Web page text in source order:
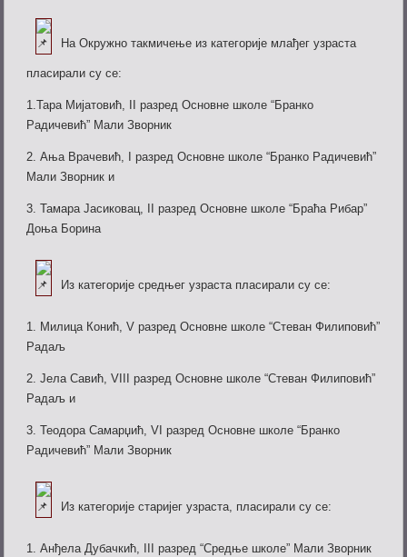
На Окружно такмичење из категорије млађег узраста
пласирали су се:
1.Тара Мијатовић, II разред Основне школе “Бранко
Радичевић” Мали Зворник
2. Ања Врачевић, I разред Основне школе “Бранко Радичевић”
Мали Зворник и
3.Тамара Јасиковац, II разред Основне школе “Браћа Рибар”
Доња Борина
Из категорије средњег узраста пласирали су се:
1. Милица Конић, V разред Основне школе “Стеван Филиповић”
Радаљ
2. Јела Савић, VIII разред Основне школе “Стеван Филиповић”
Радаљ и
3. Теодора Самарџић, VI разред Основне школе “Бранко
Радичевић” Мали Зворник
Из категорије старијег узраста, пласирали су се:
1. Анђела Дубачкић, III разред “Средње школе” Мали Зворник